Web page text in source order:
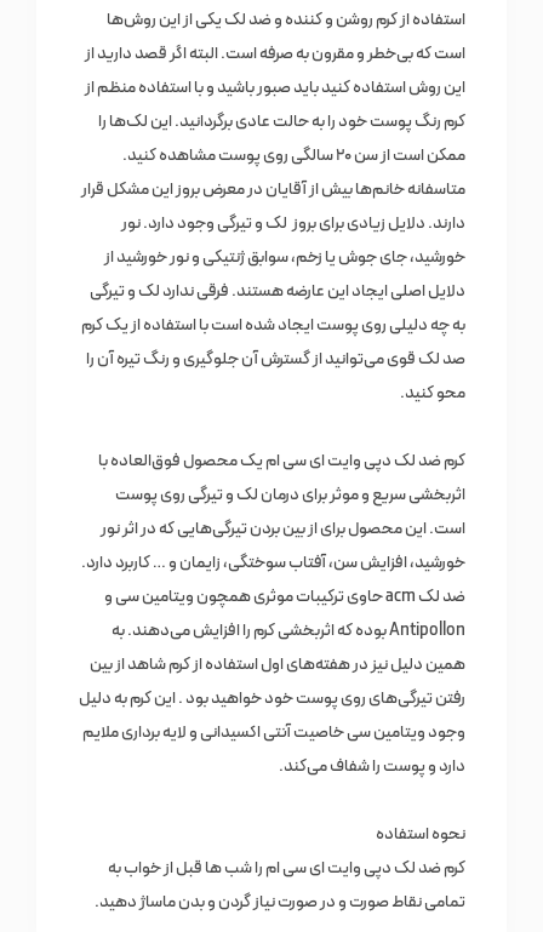
استفاده از کرم روشن و کننده و ضد لک یکی از این روش‌ها
است که بی‌خطر و مقرون به صرفه است. البته اگر قصد دارید از
این روش استفاده کنید باید صبور باشید و با استفاده منظم از
کرم رنگ پوست خود را به حالت عادی برگردانید. این لک‌ها را
ممکن است از سن ۲۰ سالگی روی پوست مشاهده کنید.
متاسفانه خانم‌ها بیش از آقایان در معرض بروز این مشکل قرار
دارند. دلایل زیادی برای بروز لک و تیرگی وجود دارد. نور
خورشید، جای جوش یا زخم، سوابق ژنتیکی و نور خورشید از
دلایل اصلی ایجاد این عارضه هستند. فرقی ندارد لک و تیرگی
به چه دلیلی روی پوست ایجاد شده است با استفاده از یک کرم
صد لک قوی می‌توانید از گسترش آن جلوگیری و رنگ تیره آن را
محو کنید.
کرم ضد لک دپی وایت ای سی ام یک محصول فوق‌العاده با
اثربخشی سریع و موثر برای درمان لک و تیرگی روی پوست
است. این محصول برای از بین بردن تیرگی‌هایی که در اثر نور
خورشید، افزایش سن، آفتاب سوختگی، زایمان و … کاربرد دارد.
ضد لک acm حاوی ترکیبات موثری همچون ویتامین سی و
Antipollon بوده که اثربخشی کرم را افزایش می‌دهند. به
همین دلیل نیز در هفته‌های اول استفاده از کرم شاهد از بین
رفتن تیرگی‌های روی پوست خود خواهید بود . این کرم به دلیل
وجود ویتامین سی خاصیت آنتی اکسیدانی و لایه برداری ملایم
دارد و پوست را شفاف می‌کند.
نحوه استفاده
کرم ضد لک دپی وایت ای سی ام را شب‌ ها قبل از خواب به
تمامی نقاط صورت و در صورت نیاز گردن و بدن ماساژ دهید.